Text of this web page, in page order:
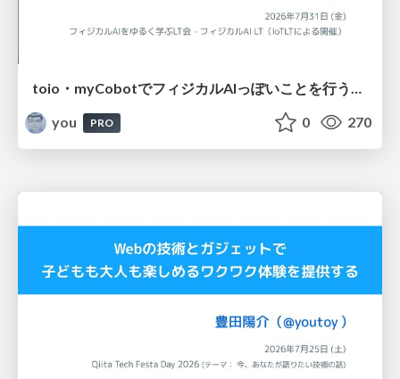
toio・myCobotでフィジカルAIっぽいことを行うための検討（とりあえず調査） / フィジカルAI LT（IoTLTによる開催）
you
PRO 0 270